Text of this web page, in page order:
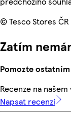
© Tesco Stores ČR
Zatím
Pomozte
Recenze na
Napsat recenzi